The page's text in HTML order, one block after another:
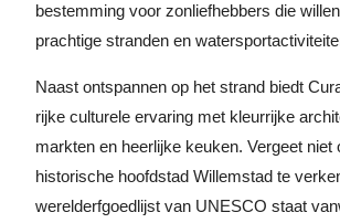
bestemming voor zonliefhebbers die
prachtige stranden en
Naast ontspannen op het strand biedt
rijke culturele ervaring met kleurrijke
markten en heerlijke keuken. Vergeet niet
historische hoofdstad Willemstad te
werelderfgoedlijst van UNESCO staat